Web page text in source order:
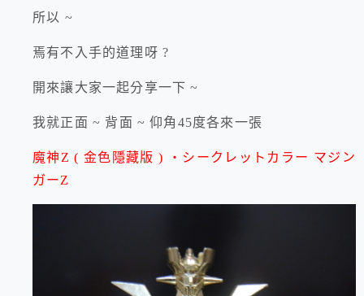
所以 ~
焉有不入手的道理呀 ?
開來讓大家一起分享一下 ~
我就正面 ~ 背面 ~ 仰角45度各來一張
魔神Z ( 金色隱藏版 )
・シークレットカラー マジン
ガーZ